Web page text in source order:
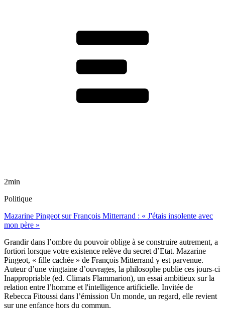
2min
Politique
Mazarine Pingeot sur François Mitterrand : « J'étais insolente avec
mon père »
Grandir dans l’ombre du pouvoir oblige à se construire autrement, a
fortiori lorsque votre existence relève du secret d’Etat. Mazarine
Pingeot, « fille cachée » de François Mitterrand y est parvenue.
Auteur d’une vingtaine d’ouvrages, la philosophe publie ces jours-ci
Inappropriable (ed. Climats Flammarion), un essai ambitieux sur la
relation entre l’homme et l'intelligence artificielle. Invitée de
Rebecca Fitoussi dans l’émission Un monde, un regard, elle revient
sur une enfance hors du commun.